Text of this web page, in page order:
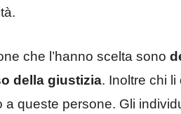
che l’hanno scelta sono
della giustizia. Inoltre chi
queste persone. Gli